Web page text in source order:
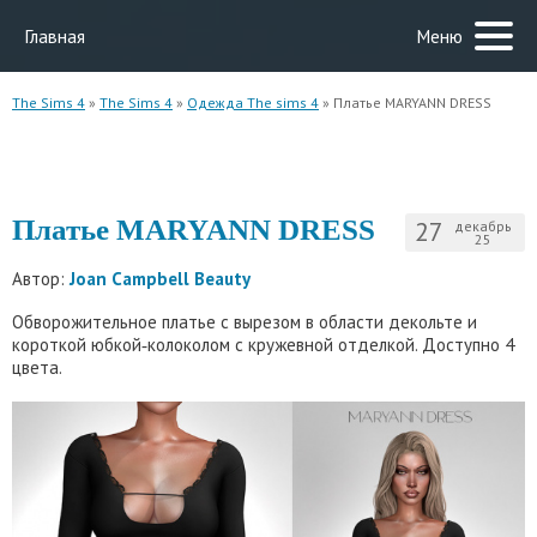
Главная Меню
The Sims 4 » The Sims 4 » Одежда The sims 4 » Платье MARYANN DRESS
27 декабрь
25
Платье MARYANN DRESS
Автор:Joan Campbell Beauty
Обворожительное платье с вырезом в области декольте и
короткой юбкой‑колоколом с кружевной отделкой. Доступно 4
цвета.